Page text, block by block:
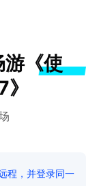
游《使
程，并登录同一